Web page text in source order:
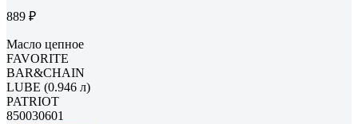
889 ₽
Масло цепное
FAVORITE
BAR&CHAIN
LUBE (0.946 л)
PATRIOT
850030601